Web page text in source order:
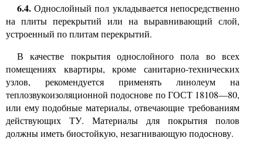
6.4.Однослойный пол укладывается непосредственно
на плиты перекрытий или на выравнивающий слой,
устроенный по плитам перекрытий.
В качестве покрытия однослойного пола во всех
помещениях квартиры, кроме санитарно-технических
узлов, рекомендуется применять линолеум на
теплозвукоизоляционной подоснове по ГОСТ 18108—80,
или ему подобные материалы, отвечающие требованиям
действующих ТУ. Материалы для покрытия полов
должны иметь биостойкую, незагнивающую подоснову.